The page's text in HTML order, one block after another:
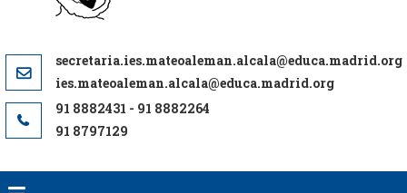
ies.mateoaleman.alcala@educa.madrid.org
91 8797129